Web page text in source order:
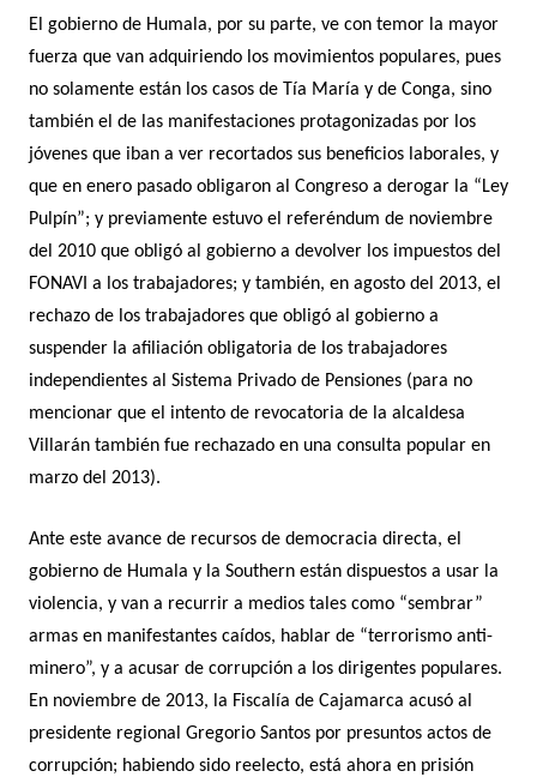
El gobierno de Humala, por su parte, ve con temor la mayor
fuerza que van adquiriendo los movimientos populares, pues
no solamente están los casos de Tía María y de Conga, sino
también el de las manifestaciones protagonizadas por los
jóvenes que iban a ver recortados sus beneficios laborales, y
que en enero pasado obligaron al Congreso a derogar la “Ley
Pulpín”; y previamente estuvo el referéndum de noviembre
del 2010 que obligó al gobierno a devolver los impuestos del
FONAVI a los trabajadores; y también, en agosto del 2013, el
rechazo de los trabajadores que obligó al gobierno a
suspender la afiliación obligatoria de los trabajadores
independientes al Sistema Privado de Pensiones (para no
mencionar que el intento de revocatoria de la alcaldesa
Villarán también fue rechazado en una consulta popular en
marzo del 2013).
Ante este avance de recursos de democracia directa, el
gobierno de Humala y la Southern están dispuestos a usar la
violencia, y van a recurrir a medios tales como “sembrar”
armas en manifestantes caídos, hablar de “terrorismo anti-
minero”, y a acusar de corrupción a los dirigentes populares.
En noviembre de 2013, la Fiscalía de Cajamarca acusó al
presidente regional Gregorio Santos por presuntos actos de
corrupción; habiendo sido reelecto, está ahora en prisión